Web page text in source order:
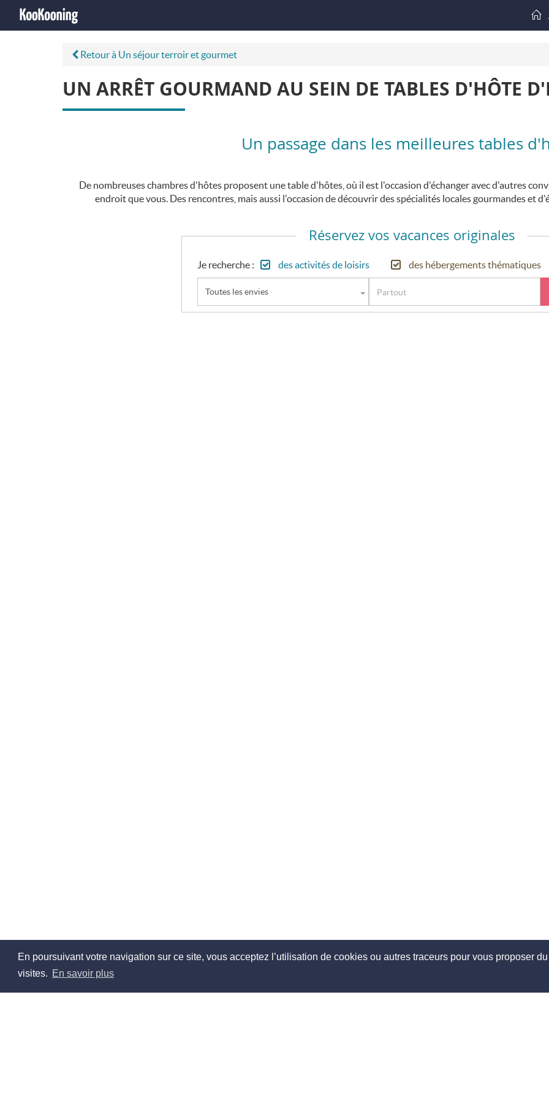
En poursuivant votre navigation sur ce site, vous acceptez l’utilisation de cookies ou autres traceurs pour vous proposer
visites. En savoir plus
Retour à Un séjour terroir et gourmet
UN ARRÊT GOURMAND AU SEIN DE TABLES D'HÔTE
Un passage dans les meilleures tables
De nombreuses chambres d'hôtes proposent une table d'hôtes, où il est l'occasion d'échanger avec d'autres
endroit que vous. Des rencontres, mais aussi l'occasion de découvrir des spécialités locales gourmandes et
Réservez vos vacances originales
Je recherche : des activités de loisirs des hébergements thématiques
Toutes les envies